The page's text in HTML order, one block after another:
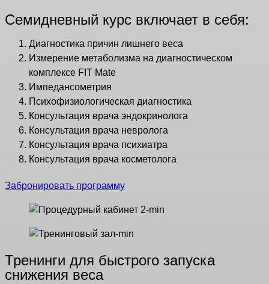
Семидневный курс включает в себя:
Диагностика причин лишнего веса
Измерение метаболизма на диагностическом
комплексе FIT Mate
Импедансометрия
Психофизиологическая диагностика
Консультация врача эндокринолога
Консультация врача невролога
Консультация врача психиатра
Консультация врача косметолога
Забронировать программу
Тренинги для быстрого запуска
снижения веса